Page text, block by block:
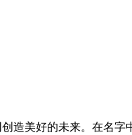
造美好的未来。在名